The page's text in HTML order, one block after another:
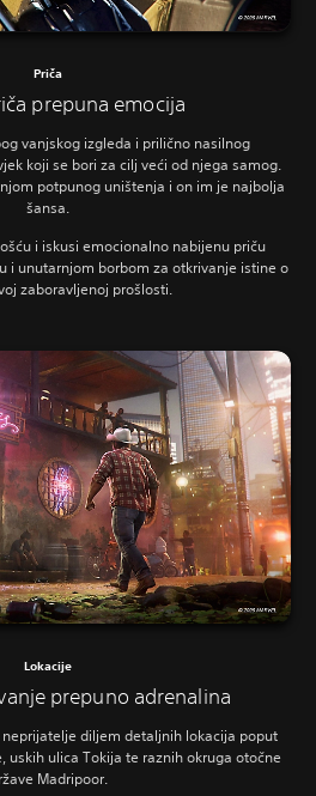
Priča
prepuna emocija
vanjskog izgleda i prilično nasilnog
koji se bori za cilj veći od njega samog.
potpunog uništenja i on im je najbolja
šansa.
i iskusi emocionalno nabijenu priču
i unutarnjom borbom za otkrivanje istine o
zaboravljenoj prošlosti.
Lokacije
prepuno adrenalina
diljem detaljnih lokacija poput
uskih ulica Tokija te raznih okruga otočne
Madripoor.